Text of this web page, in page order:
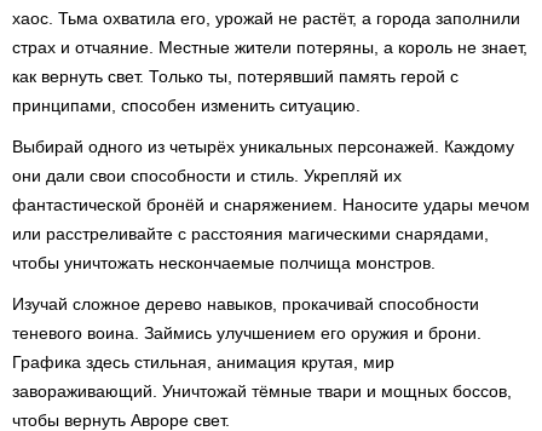
хаос. Тьма охватила его, урожай не растёт, а города заполнили
страх и отчаяние. Местные жители потеряны, а король не знает,
как вернуть свет. Только ты, потерявший память герой с
принципами, способен изменить ситуацию.
Выбирай одного из четырёх уникальных персонажей. Каждому
они дали свои способности и стиль. Укрепляй их
фантастической бронёй и снаряжением. Наносите удары мечом
или расстреливайте с расстояния магическими снарядами,
чтобы уничтожать нескончаемые полчища монстров.
Изучай сложное дерево навыков, прокачивай способности
теневого воина. Займись улучшением его оружия и брони.
Графика здесь стильная, анимация крутая, мир
завораживающий. Уничтожай тёмные твари и мощных боссов,
чтобы вернуть Авроре свет.